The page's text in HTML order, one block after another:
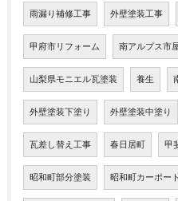
雨漏り補修工事 外壁塗装工事
甲府市リフォーム 南アルプス市
山梨県モニエル瓦塗装 養生
外壁塗装下塗り 外壁塗装中塗り
瓦差し替え工事 春日居町 甲
昭和町部分塗装 昭和町カーポー